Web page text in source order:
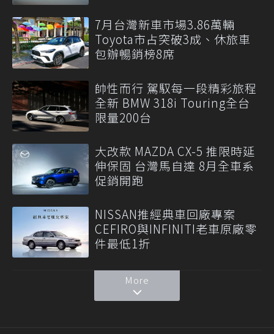
7月台灣新車市場3.86萬輛
Toyota市占突破3成、休旅車
包辦暢銷榜8席
帥性而行 駕馭每一段精彩旅程
全新 BMW 318i Touring全台
限量200台
大改款 MAZDA CX-5 推限時延
伸保固 台灣馬自達 8月全車系
促銷開跑
NISSAN推經典車回廠專案
CEFIRO與INFINITI老車原廠零
件最低1折
More